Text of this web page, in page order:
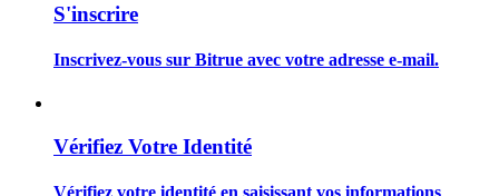
Guide de démarrage des contrats à terme
S'inscrire
Inscrivez-vous sur Bitrue avec votre adresse e-mail.
Vérifiez Votre Identité